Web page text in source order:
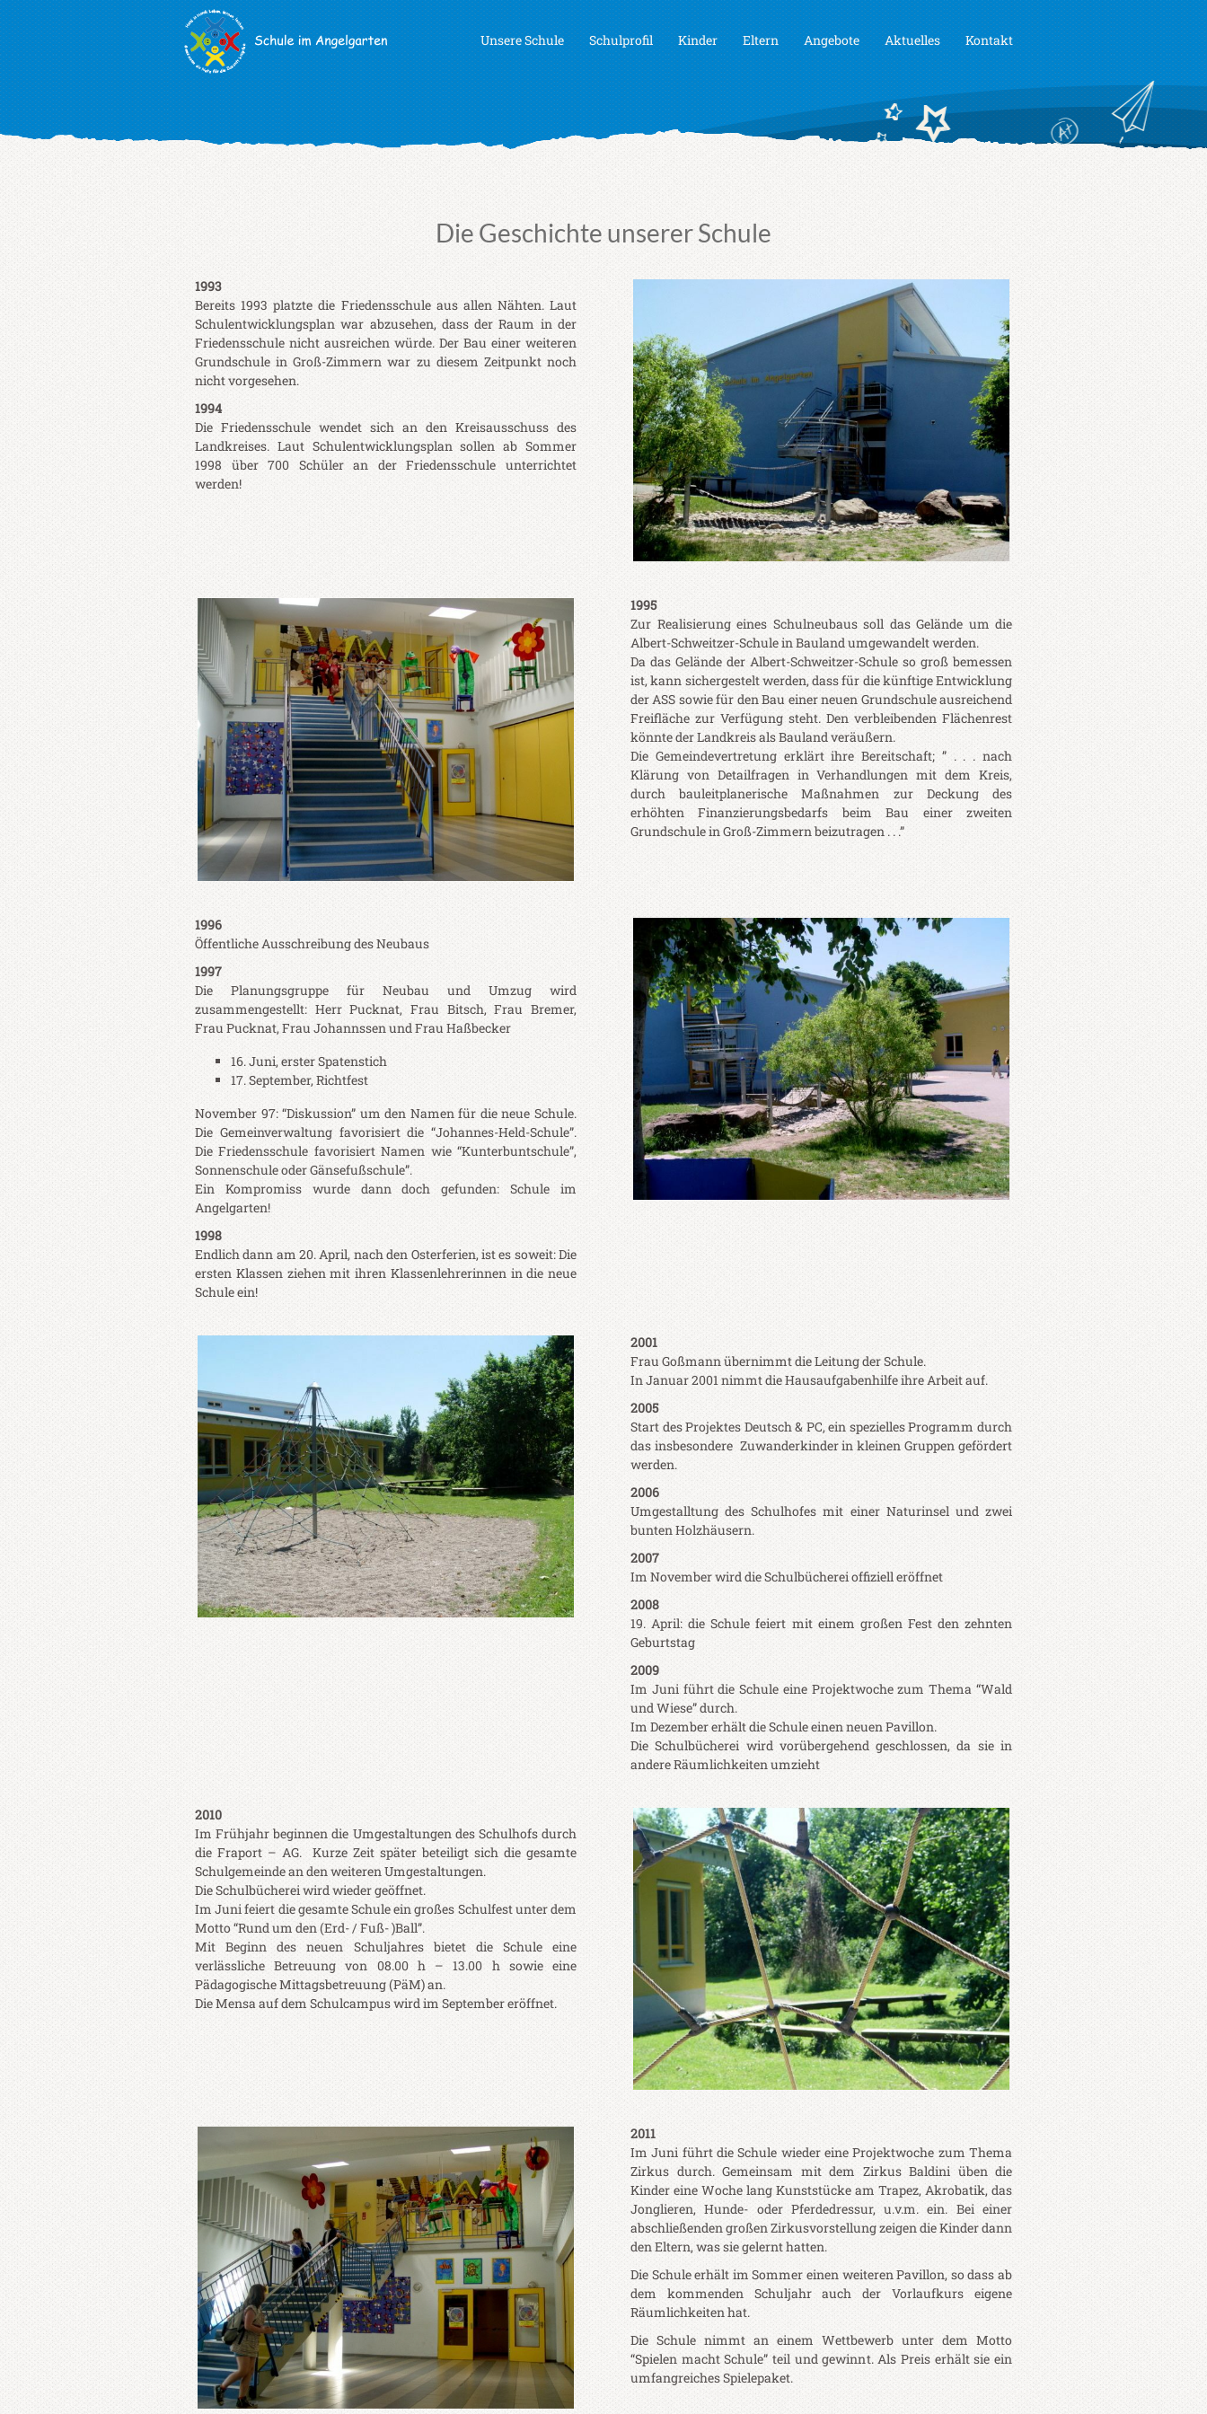
Unsere Schule Schulprofil Kinder Eltern Angebote Aktuelles Kontakt
Die Geschichte unserer Schule
1993
Bereits 1993 platzte die Friedensschule aus allen Nähten. Laut
Schulentwicklungsplan war abzusehen, dass der Raum in der
Friedensschule nicht ausreichen würde. Der Bau einer weiteren
Grundschule in Groß-Zimmern war zu diesem Zeitpunkt noch
nicht vorgesehen.
1994
Die Friedensschule wendet sich an den Kreisausschuss des
Landkreises. Laut Schulentwicklungsplan sollen ab Sommer
1998 über 700 Schüler an der Friedensschule unterrichtet
werden!
1995
Zur Realisierung eines Schulneubaus soll das Gelände um die
Albert-Schweitzer-Schule in Bauland umgewandelt werden.
Da das Gelände der Albert-Schweitzer-Schule so groß bemessen
ist, kann sichergestelt werden, dass für die künftige Entwicklung
der ASS sowie für den Bau einer neuen Grundschule ausreichend
Freifläche zur Verfügung steht. Den verbleibenden Flächenrest
könnte der Landkreis als Bauland veräußern.
Die Gemeindevertretung erklärt ihre Bereitschaft; ” . . . nach
Klärung von Detailfragen in Verhandlungen mit dem Kreis,
durch bauleitplanerische Maßnahmen zur Deckung des
erhöhten Finanzierungsbedarfs beim Bau einer zweiten
Grundschule in Groß-Zimmern beizutragen . . .”
1996
Öffentliche Ausschreibung des Neubaus
1997
Die Planungsgruppe für Neubau und Umzug wird
zusammengestellt: Herr Pucknat, Frau Bitsch, Frau Bremer,
Frau Pucknat, Frau Johannssen und Frau Haßbecker
16. Juni, erster Spatenstich
17. September, Richtfest
November 97: “Diskussion” um den Namen für die neue Schule.
Die Gemeinverwaltung favorisiert die “Johannes-Held-Schule”.
Die Friedensschule favorisiert Namen wie “Kunterbuntschule”,
Sonnenschule oder Gänsefußschule”.
Ein Kompromiss wurde dann doch gefunden: Schule im
Angelgarten!
1998
Endlich dann am 20. April, nach den Osterferien, ist es soweit: Die
ersten Klassen ziehen mit ihren Klassenlehrerinnen in die neue
Schule ein!
2001
Frau Goßmann übernimmt die Leitung der Schule.
In Januar 2001 nimmt die Hausaufgabenhilfe ihre Arbeit auf.
2005
Start des Projektes Deutsch & PC, ein spezielles Programm durch
das insbesondere Zuwanderkinder in kleinen Gruppen gefördert
werden.
2006
Umgestalltung des Schulhofes mit einer Naturinsel und zwei
bunten Holzhäusern.
2007
Im November wird die Schulbücherei offiziell eröffnet
2008
19. April: die Schule feiert mit einem großen Fest den zehnten
Geburtstag
2009
Im Juni führt die Schule eine Projektwoche zum Thema “Wald
und Wiese” durch.
Im Dezember erhält die Schule einen neuen Pavillon.
Die Schulbücherei wird vorübergehend geschlossen, da sie in
andere Räumlichkeiten umzieht
2010
Im Frühjahr beginnen die Umgestaltungen des Schulhofs durch
die Fraport – AG. Kurze Zeit später beteiligt sich die gesamte
Schulgemeinde an den weiteren Umgestaltungen.
Die Schulbücherei wird wieder geöffnet.
Im Juni feiert die gesamte Schule ein großes Schulfest unter dem
Motto “Rund um den (Erd- / Fuß- )Ball”.
Mit Beginn des neuen Schuljahres bietet die Schule eine
verlässliche Betreuung von 08.00 h – 13.00 h sowie eine
Pädagogische Mittagsbetreuung (PäM) an.
Die Mensa auf dem Schulcampus wird im September eröffnet.
2011
Im Juni führt die Schule wieder eine Projektwoche zum Thema
Zirkus durch. Gemeinsam mit dem Zirkus Baldini üben die
Kinder eine Woche lang Kunststücke am Trapez, Akrobatik, das
Jonglieren, Hunde- oder Pferdedressur, u.v.m. ein. Bei einer
abschließenden großen Zirkusvorstellung zeigen die Kinder dann
den Eltern, was sie gelernt hatten.
Die Schule erhält im Sommer einen weiteren Pavillon, so dass ab
dem kommenden Schuljahr auch der Vorlaufkurs eigene
Räumlichkeiten hat.
Die Schule nimmt an einem Wettbewerb unter dem Motto
“Spielen macht Schule” teil und gewinnt. Als Preis erhält sie ein
umfangreiches Spielepaket.